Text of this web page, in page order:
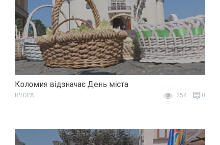
Коломия відзначає День міста
ВЧОРА 254 0